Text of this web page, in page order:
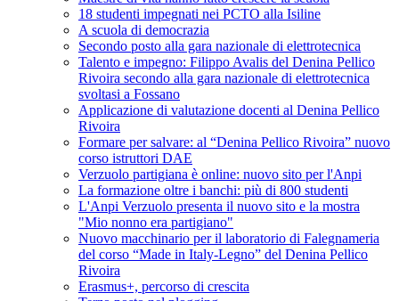
18 studenti impegnati nei PCTO alla Isiline
A scuola di democrazia
Secondo posto alla gara nazionale di elettrotecnica
Talento e impegno: Filippo Avalis del Denina Pellico
Rivoira secondo alla gara nazionale di elettrotecnica
svoltasi a Fossano
Applicazione di valutazione docenti al Denina Pellico
Rivoira
Formare per salvare: al “Denina Pellico Rivoira” nuovo
corso istruttori DAE
Verzuolo partigiana è online: nuovo sito per l'Anpi
La formazione oltre i banchi: più di 800 studenti
L'Anpi Verzuolo presenta il nuovo sito e la mostra
"Mio nonno era partigiano"
Nuovo macchinario per il laboratorio di Falegnameria
del corso “Made in Italy-Legno” del Denina Pellico
Rivoira
Erasmus+, percorso di crescita